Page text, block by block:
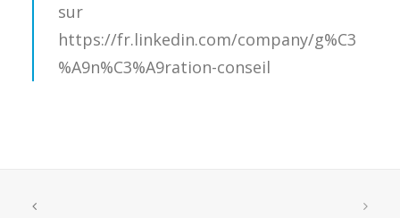
sur
https://fr.linkedin.com/company/g%C3
%A9n%C3%A9ration-conseil